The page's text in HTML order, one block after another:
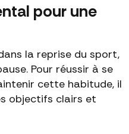
pour une
la reprise du sport,
Pour réussir à se
cette habitude, il
objectifs clairs et